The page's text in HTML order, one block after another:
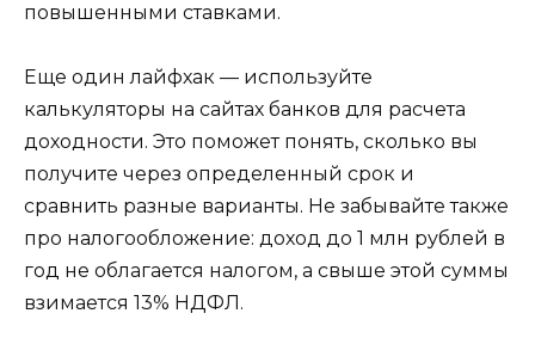
повышенными ставками.
Еще один лайфхак — используйте
калькуляторы на сайтах банков для расчета
доходности. Это поможет понять, сколько вы
получите через определенный срок и
сравнить разные варианты. Не забывайте также
про налогообложение: доход до 1 млн рублей в
год не облагается налогом, а свыше этой суммы
взимается 13% НДФЛ.